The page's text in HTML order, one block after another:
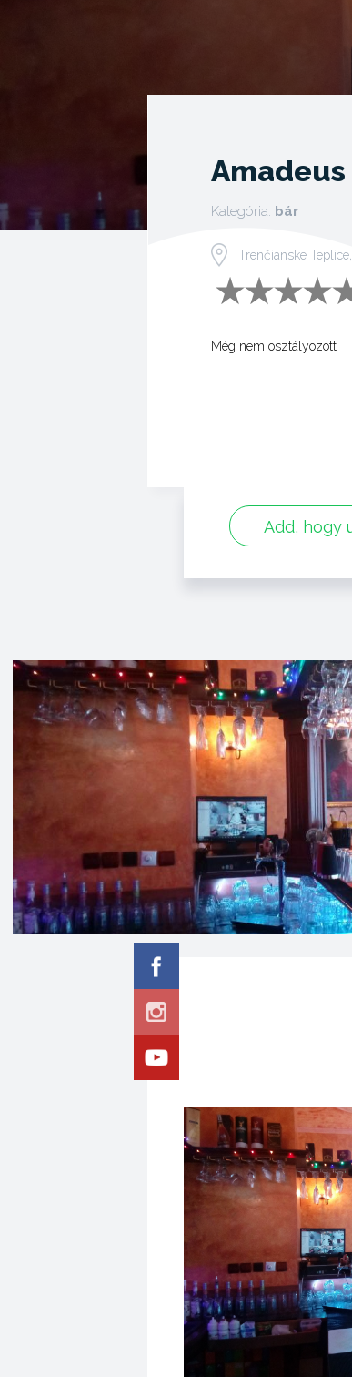
Amadeus
Kategória: bár
Trenčianske
Még nem osztályozott
Add, hogy